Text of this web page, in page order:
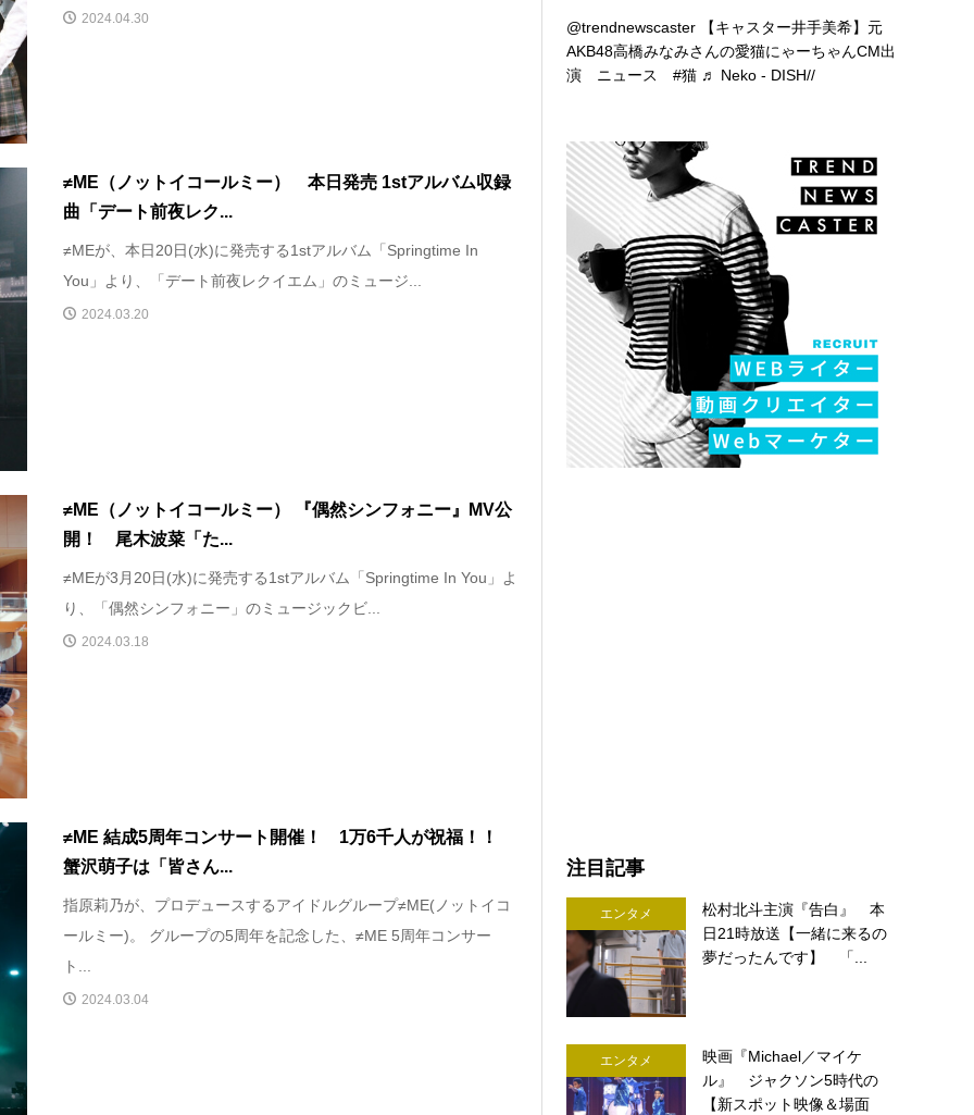
2024.04.30
≠ME（ノットイコールミー） 本日発売 1stアルバム収録
曲「デート前夜レク...
≠MEが、本日20日(水)に発売する1stアルバム「Springtime In
You」より、「デート前夜レクイエム」のミュージ...
2024.03.20
≠ME（ノットイコールミー） 『偶然シンフォニー』MV公
開！ 尾木波菜「た...
≠MEが3月20日(水)に発売する1stアルバム「Springtime In You」よ
り、「偶然シンフォニー」のミュージックビ...
2024.03.18
≠ME 結成5周年コンサート開催！ 1万6千人が祝福！！
蟹沢萌子は「皆さん...
指原莉乃が、プロデュースするアイドルグループ≠ME(ノットイコ
ールミー)。 グループの5周年を記念した、≠ME 5周年コンサー
ト...
2024.03.04
@trendnewscaster 【キャスター井手美希】元
AKB48高橋みなみさんの愛猫にゃーちゃんCM出
演 ニュース#猫 ♬ Neko - DISH//
注目記事
エンタメ
松村北斗主演『告白』 本
日21時放送【一緒に来るの
夢だったんです】 「...
エンタメ
映画『Michael／マイケ
ル』 ジャクソン5時代の
【新スポット映像＆場面